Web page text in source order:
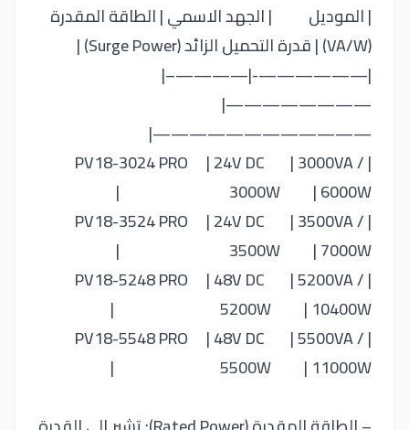
| الموديل | الجهد الاسمي | الطاقة المقدرة
(VA/W) | قدرة التحميل الزائد (Surge Power) |
|——————-|————–|
————————|
————————————|
| PV18-3024 PRO | 24V DC | 3000VA /
3000W | 6000W |
| PV18-3524 PRO | 24V DC | 3500VA /
3500W | 7000W |
| PV18-5248 PRO | 48V DC | 5200VA /
5200W | 10400W |
| PV18-5548 PRO | 48V DC | 5500VA /
5500W | 11000W |